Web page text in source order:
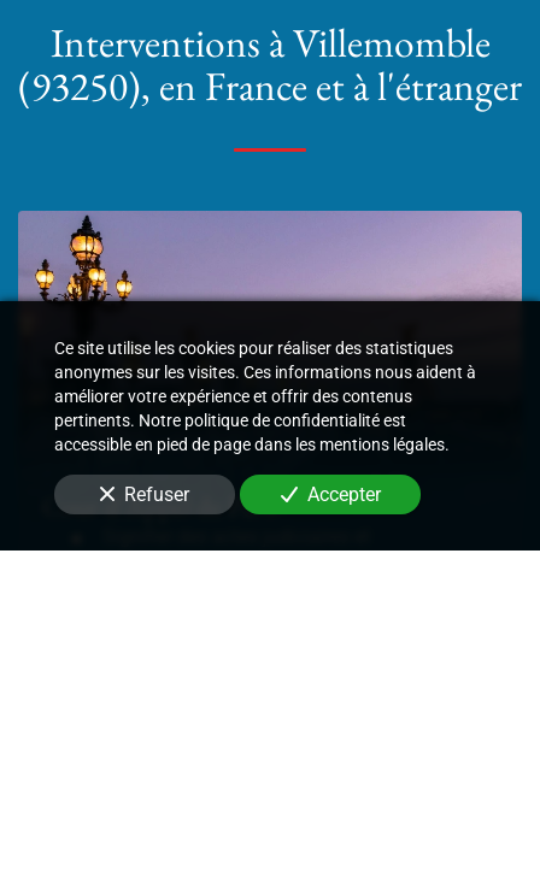
Interventions à Villemomble
(93250), en France et à l'étranger
Cour d'Appel de Paris
Ce site utilise les cookies pour réaliser des statistiques
anonymes sur les visites. Ces informations nous aident à
améliorer votre expérience et offrir des contenus
pertinents. Notre politique de confidentialité est
accessible en pied de page dans les mentions légales.
Refuser Accepter